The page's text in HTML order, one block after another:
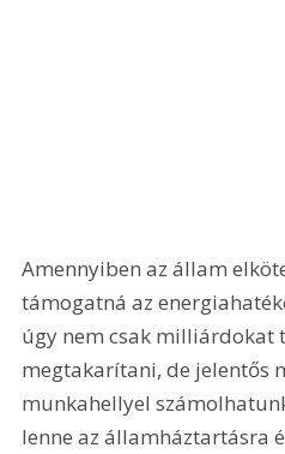
Amennyiben az állam
támogatná az
úgy nem csak milliárdokat
megtakarítani, de jelentős
munkahellyel
lenne az államháztartásra